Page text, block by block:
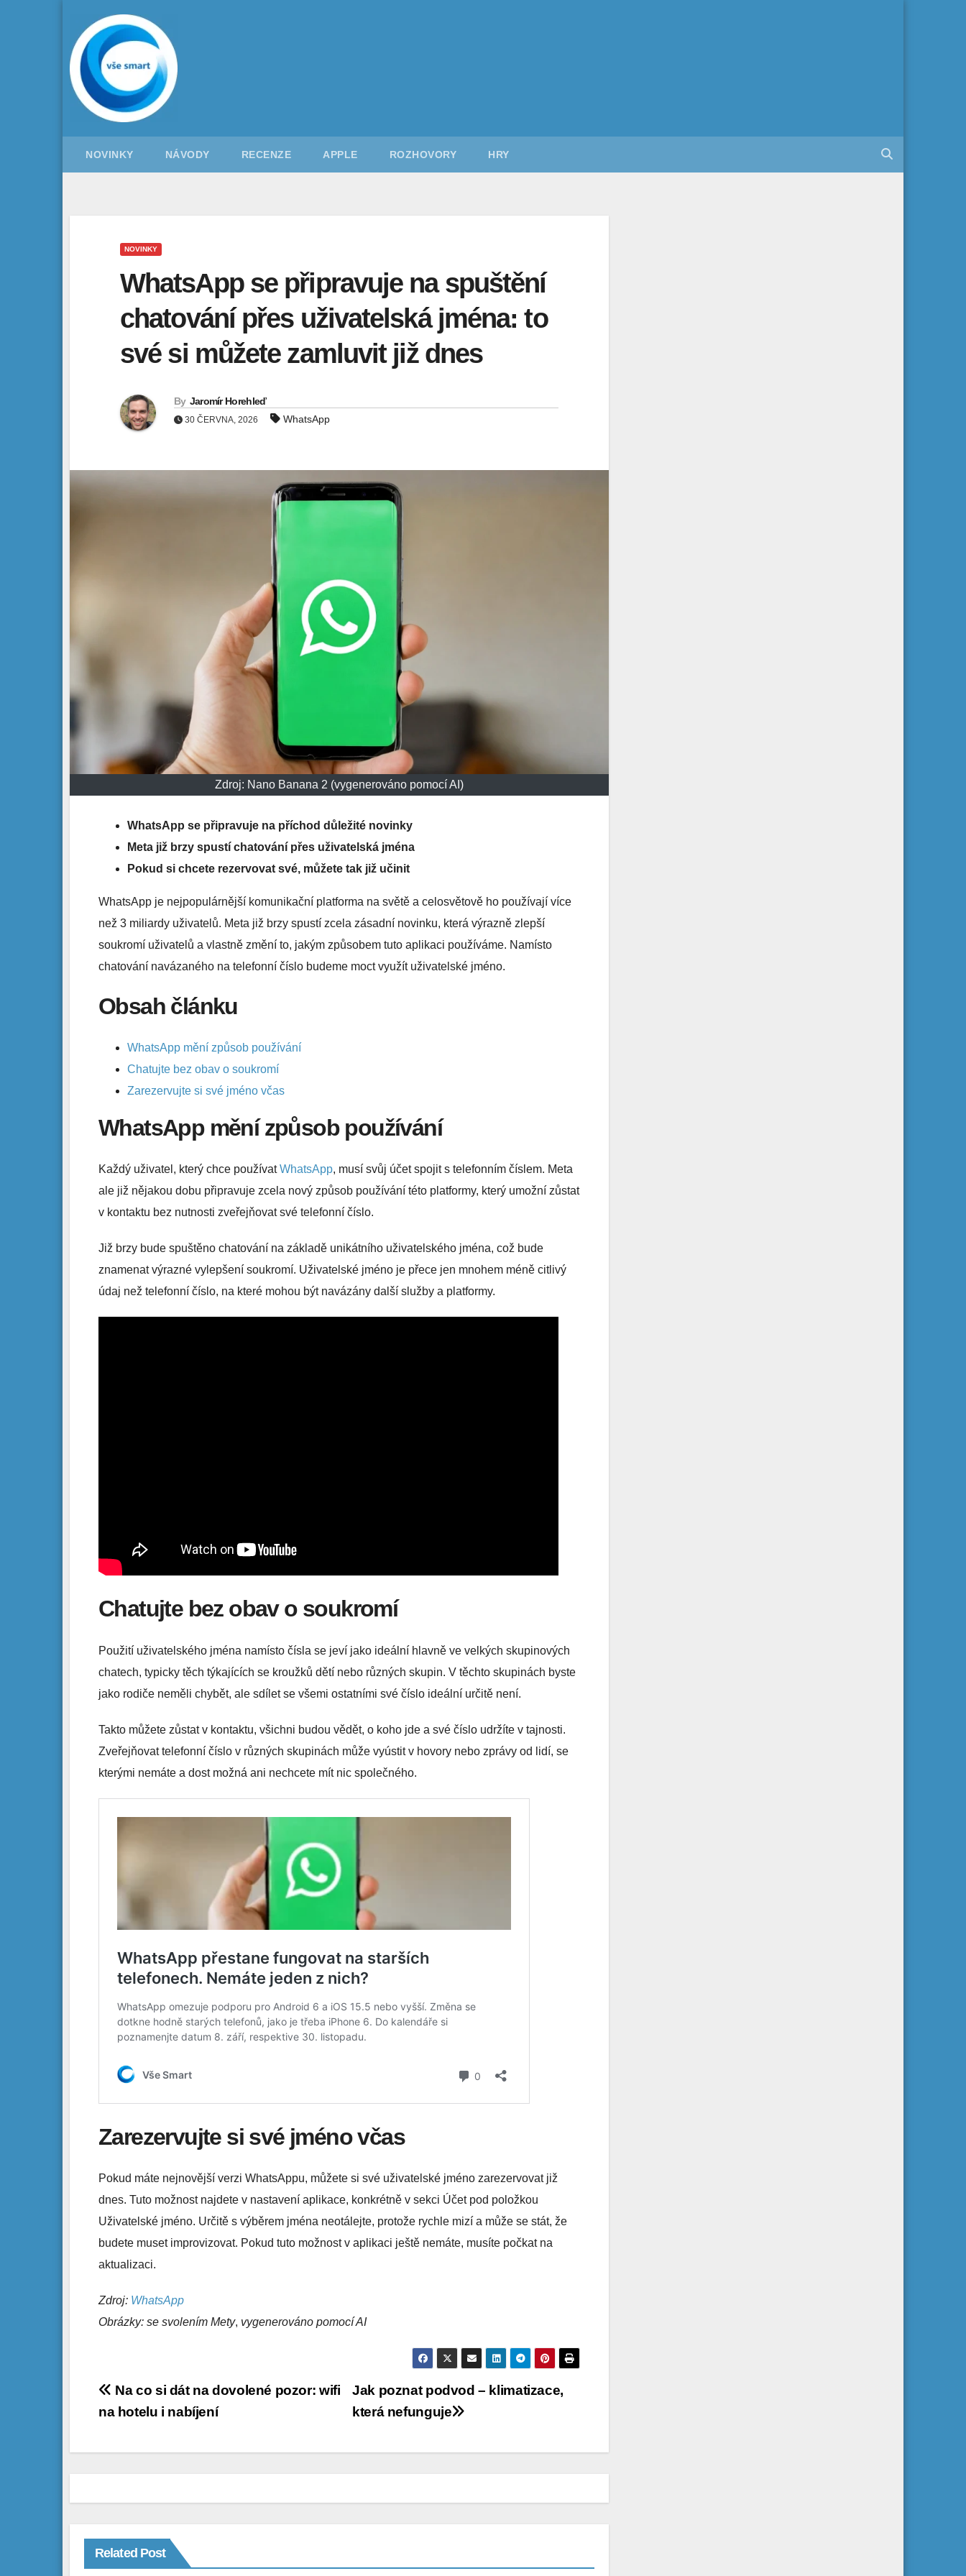
content
NOVINKY NÁVODY RECENZE APPLE ROZHOVORY HRY
NOVINKY
WhatsApp se připravuje na spuštění
chatování přes uživatelská jména: to
své si můžete zamluvit již dnes
By Jaromír Horehleď
30 ČERVNA, 2026 WhatsApp
Zdroj: Nano Banana 2 (vygenerováno pomocí AI)
WhatsApp se připravuje na příchod důležité novinky
Meta již brzy spustí chatování přes uživatelská jména
Pokud si chcete rezervovat své, můžete tak již učinit
WhatsApp je nejpopulárnější komunikační platforma na světě a celosvětově ho používají více
než 3 miliardy uživatelů. Meta již brzy spustí zcela zásadní novinku, která výrazně zlepší
soukromí uživatelů a vlastně změní to, jakým způsobem tuto aplikaci používáme. Namísto
chatování navázaného na telefonní číslo budeme moct využít uživatelské jméno.
Obsah článku
WhatsApp mění způsob používání
Chatujte bez obav o soukromí
Zarezervujte si své jméno včas
WhatsApp mění způsob používání
Každý uživatel, který chce používatWhatsApp, musí svůj účet spojit s telefonním číslem. Meta
ale již nějakou dobu připravuje zcela nový způsob používání této platformy, který umožní zůstat
v kontaktu bez nutnosti zveřejňovat své telefonní číslo.
Již brzy bude spuštěno chatování na základě unikátního uživatelského jména, což bude
znamenat výrazné vylepšení soukromí. Uživatelské jméno je přece jen mnohem méně citlivý
údaj než telefonní číslo, na které mohou být navázány další služby a platformy.
Chatujte bez obav o soukromí
Použití uživatelského jména namísto čísla se jeví jako ideální hlavně ve velkých skupinových
chatech, typicky těch týkajících se kroužků dětí nebo různých skupin. V těchto skupinách byste
jako rodiče neměli chybět, ale sdílet se všemi ostatními své číslo ideální určitě není.
Takto můžete zůstat v kontaktu, všichni budou vědět, o koho jde a své číslo udržíte v tajnosti.
Zveřejňovat telefonní číslo v různých skupinách může vyústit v hovory nebo zprávy od lidí, se
kterými nemáte a dost možná ani nechcete mít nic společného.
Zarezervujte si své jméno včas
Pokud máte nejnovější verzi WhatsAppu, můžete si své uživatelské jméno zarezervovat již
dnes. Tuto možnost najdete v nastavení aplikace, konkrétně v sekci Účet pod položkou
Uživatelské jméno. Určitě s výběrem jména neotálejte, protože rychle mizí a může se stát, že
budete muset improvizovat. Pokud tuto možnost v aplikaci ještě nemáte, musíte počkat na
aktualizaci.
Zdroj: WhatsApp
Obrázky: se svolením Mety, vygenerováno pomocí AI
Navigace
pro
příspěvek
Jak poznat podvod – klimatizace,
která nefunguje
Na co si dát na dovolené pozor: wifi
na hotelu i nabíjení
Related Post